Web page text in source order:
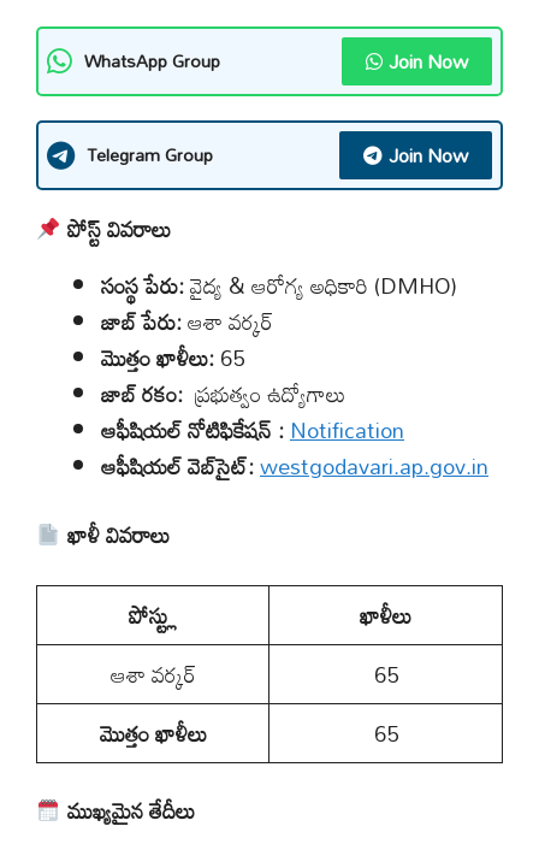
WhatsApp Group Join Now
Telegram Group Join Now
పోస్ట్ వివరాలు
సంస్థ పేరు:వైద్య & ఆరోగ్య అధికారి (DMHO)
జాబ్ పేరు:ఆశా వర్కర్
మొత్తం ఖాళీలు:65
జాబ్ రకం: ప్రభుత్వం ఉద్యోగాలు
ఆఫీషియల్నోటిఫికేషన్:Notification
ఆఫీషియల్ వెబ్‌సైట్:westgodavari.ap.gov.in
ఖాళీ వివరాలు
పోస్ట్లు
ఖాళీలు
ఆశా వర్కర్
65
మొత్తం ఖాళీలు
65
ముఖ్యమైన తేదీలు